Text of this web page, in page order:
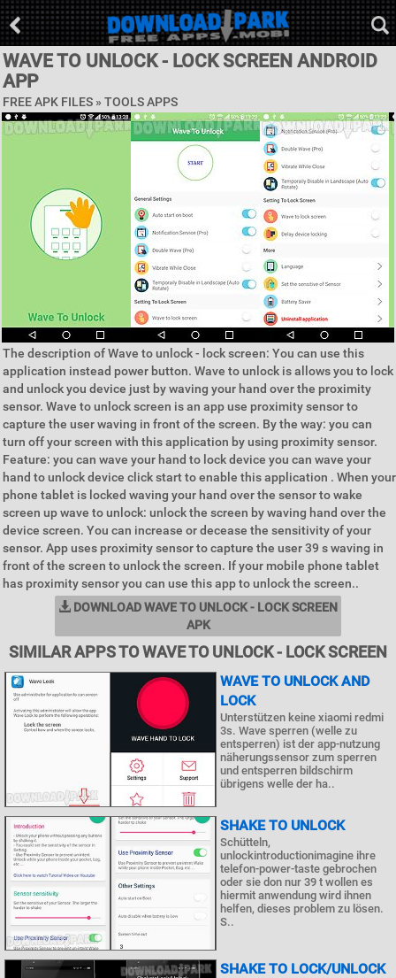
WAVE TO UNLOCK - LOCK SCREEN ANDROID
APP
FREE APK FILES » TOOLS APPS
The description of Wave to unlock - lock screen: You can use this
application instead power button. Wave to unlock is allows you to lock
and unlock you device just by waving your hand over the proximity
sensor. Wave to unlock screen is an app use proximity sensor to
capture the user waving in front of the screen. By the way: you can
turn off your screen with this application by using proximity sensor.
Feature: you can wave your hand to lock device you can wave your
hand to unlock device click start to enable this application . When your
phone tablet is locked waving your hand over the sensor to wake
screen up wave to unlock: unlock the screen by waving hand over the
device screen. You can increase or decease the sensitivity of your
sensor. App uses proximity sensor to capture the user 39 s waving in
front of the screen to unlock the screen. If your mobile phone tablet
has proximity sensor you can use this app to unlock the screen..
DOWNLOAD WAVE TO UNLOCK - LOCK SCREEN
APK
SIMILAR APPS TO WAVE TO UNLOCK - LOCK SCREEN
WAVE TO UNLOCK AND
LOCK
Unterstützen keine xiaomi redmi
3s. Wave sperren (welle zu
entsperren) ist der app-nutzung
näherungssensor zum sperren
und entsperren bildschirm
übrigens welle der ha..
SHAKE TO UNLOCK
Schütteln,
unlockintroductionimagine ihre
telefon-power-taste gebrochen
oder sie don nur 39 t wollen es
hiermit anwendung wird ihnen
helfen, dieses problem zu lösen.
S..
SHAKE TO LOCK/UNLOCK